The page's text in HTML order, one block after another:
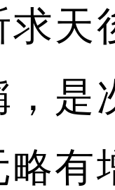
求天
，是
略有